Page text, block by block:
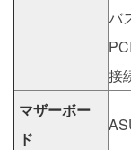
バ
接
マザーボー
ド